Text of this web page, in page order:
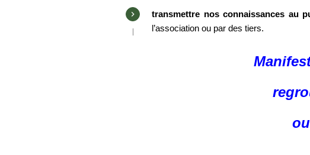
transmettre nos connaissances au
l’association ou par des tiers.